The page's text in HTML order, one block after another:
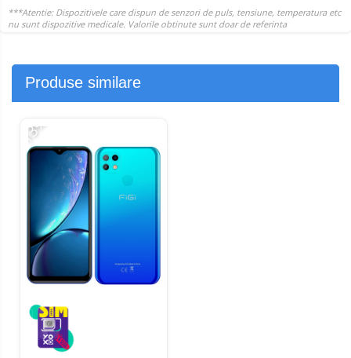
Produse similare
-13%